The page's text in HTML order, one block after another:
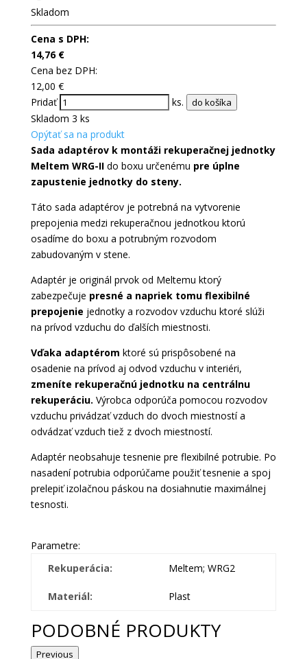
Skladom
Cena s DPH:
14,76 €
Cena bez DPH:
12,00 €
Pridať
ks. do košíka
Skladom 3 ks
Opýtať sa na produkt
Sada adaptérov k montáži rekuperačnej jednotky
Meltem WRG-II do boxu určenému pre úplne
zapustenie jednotky do steny.
Táto sada adaptérov je potrebná na vytvorenie
prepojenia medzi rekuperačnou jednotkou ktorú
osadíme do boxu a potrubným rozvodom
zabudovaným v stene.
Adaptér je originál prvok od Meltemu ktorý
zabezpečuje presné a napriek tomu flexibilné
prepojenie jednotky a rozvodov vzduchu ktoré slúži
na prívod vzduchu do ďalších miestnosti.
Vďaka adaptérom ktoré sú prispôsobené na
osadenie na prívod aj odvod vzduchu v interiéri,
zmeníte rekuperačnú jednotku na centrálnu
rekuperáciu. Výrobca odporúča pomocou rozvodov
vzduchu privádzať vzduch do dvoch miestností a
odvádzať vzduch tiež z dvoch miestností.
Adaptér neobsahuje tesnenie pre flexibilné potrubie. Po
nasadení potrubia odporúčame použiť tesnenie a spoj
prelepiť izolačnou páskou na dosiahnutie maximálnej
tesnosti.
Parametre:
Rekuperácia:
Meltem; WRG2
Materiál: Plast
PODOBNÉ PRODUKTY
Previous